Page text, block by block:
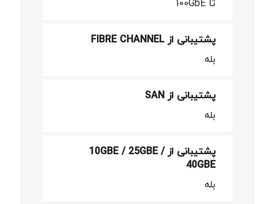
تا 100GbE
پشتیبانی از FIBRE CHANNEL
بله
پشتیبانی از SAN
بله
پشتیبانی از 10GBE / 25GBE /
40GBE
بله